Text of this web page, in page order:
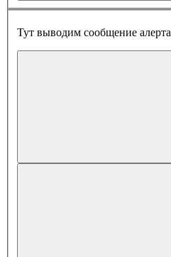
Тут выводим сообщение алерта